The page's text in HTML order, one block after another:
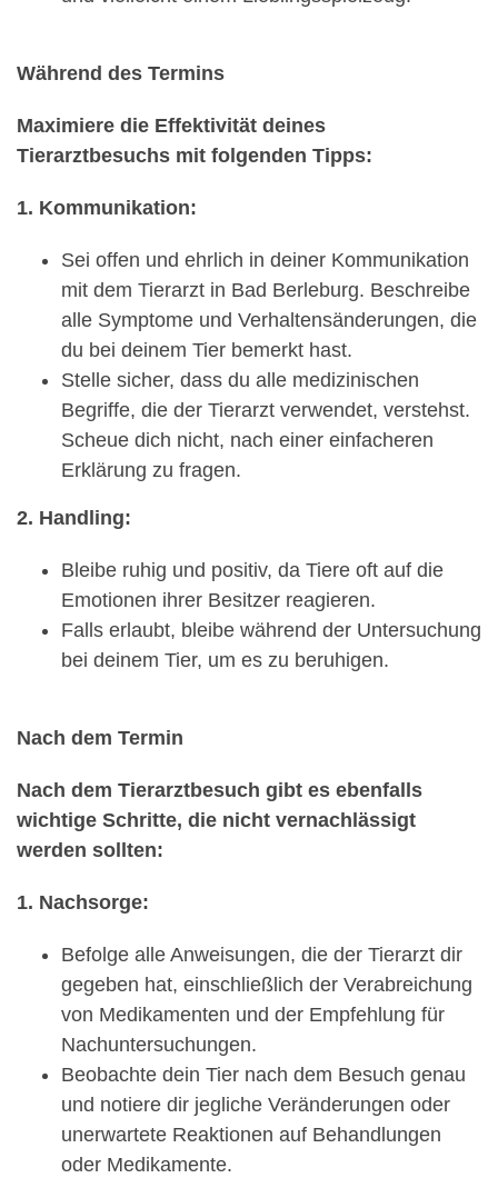
Während des Termins
Maximiere die Effektivität deines
Tierarztbesuchs mit folgenden Tipps:
1. Kommunikation:
Sei offen und ehrlich in deiner Kommunikation
mit dem Tierarzt in Bad Berleburg. Beschreibe
alle Symptome und Verhaltensänderungen, die
du bei deinem Tier bemerkt hast.
Stelle sicher, dass du alle medizinischen
Begriffe, die der Tierarzt verwendet, verstehst.
Scheue dich nicht, nach einer einfacheren
Erklärung zu fragen.
2. Handling:
Bleibe ruhig und positiv, da Tiere oft auf die
Emotionen ihrer Besitzer reagieren.
Falls erlaubt, bleibe während der Untersuchung
bei deinem Tier, um es zu beruhigen.
Nach dem Termin
Nach dem Tierarztbesuch gibt es ebenfalls
wichtige Schritte, die nicht vernachlässigt
werden sollten:
1. Nachsorge:
Befolge alle Anweisungen, die der Tierarzt dir
gegeben hat, einschließlich der Verabreichung
von Medikamenten und der Empfehlung für
Nachuntersuchungen.
Beobachte dein Tier nach dem Besuch genau
und notiere dir jegliche Veränderungen oder
unerwartete Reaktionen auf Behandlungen
oder Medikamente.